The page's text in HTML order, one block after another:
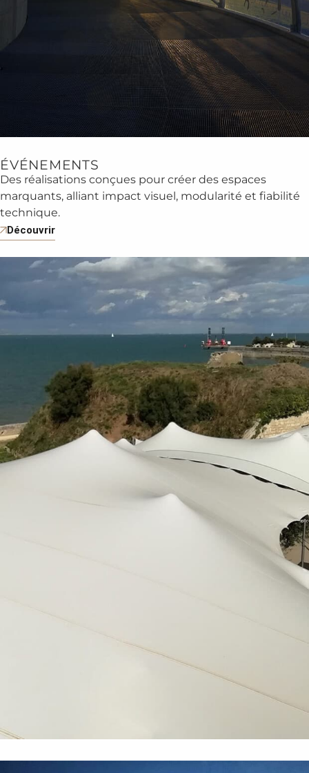
ÉVÉNEMENTS
Des réalisations conçues pour créer des espaces
marquants, alliant impact visuel, modularité et fiabilité
technique.
Découvrir